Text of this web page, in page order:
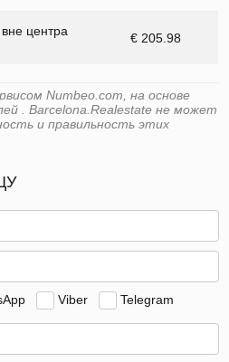
центра
€ 205.98
Numbeo.com, на основе
. Barcelona.Realestate не может
и правильность этих
Viber Telegram